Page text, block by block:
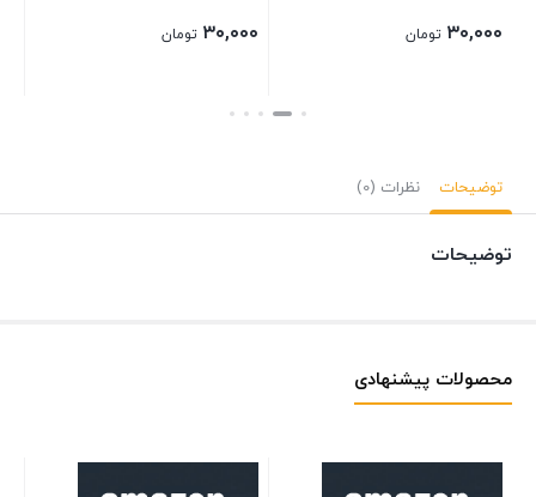
۳۰,۰۰۰ تومان ۳۰,۰۰۰ تومان
بستن
توضیحات نظرات (0)
توضیحات
محصولات پیشنهادی